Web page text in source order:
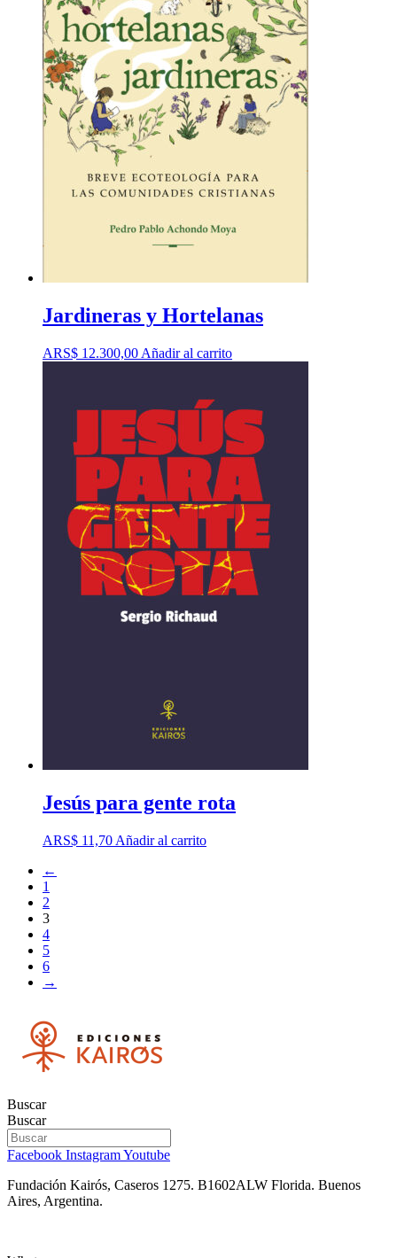
Jardineras y Hortelanas
ARS$ 12.300,00 Añadir al carrito
Jesús para gente rota
ARS$ 11,70 Añadir al carrito
←
1
2
3
4
5
6
→
Buscar
Buscar
Facebook InstagramYoutube
Fundación Kairós, Caseros 1275. B1602ALW Florida. Buenos
Aires, Argentina.